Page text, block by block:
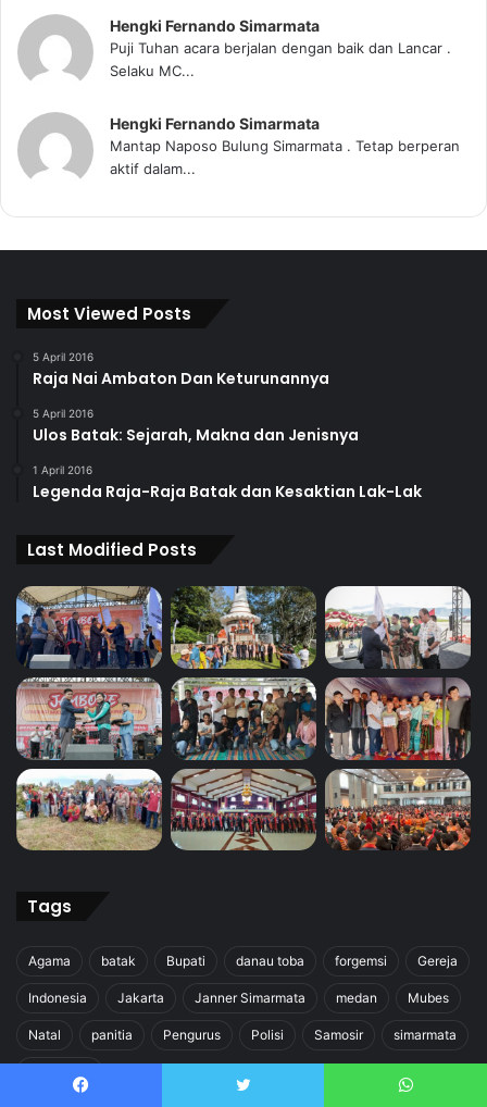
Hengki Fernando Simarmata
Puji Tuhan acara berjalan dengan baik dan Lancar .
Selaku MC...
Hengki Fernando Simarmata
Mantap Naposo Bulung Simarmata . Tetap berperan
aktif dalam...
Most Viewed Posts
5 April 2016
Raja Nai Ambaton Dan Keturunannya
5 April 2016
Ulos Batak: Sejarah, Makna dan Jenisnya
1 April 2016
Legenda Raja-Raja Batak dan Kesaktian Lak-Lak
Last Modified Posts
Tags
Agama batak Bupati danau toba forgemsi Gereja
Indonesia Jakarta Janner Simarmata medan Mubes
Natal panitia Pengurus Polisi Samosir simarmata